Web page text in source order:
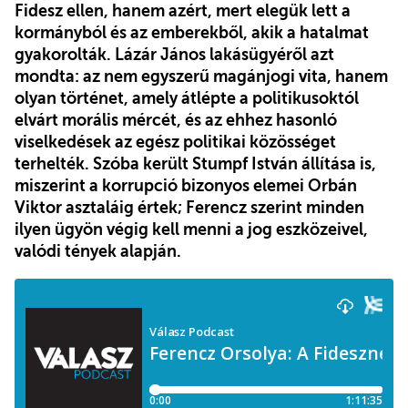
Fidesz ellen, hanem azért, mert elegük lett a
kormányból és az emberekből, akik a hatalmat
gyakorolták. Lázár János lakásügyéről azt
mondta: az nem egyszerű magánjogi vita, hanem
olyan történet, amely átlépte a politikusoktól
elvárt morális mércét, és az ehhez hasonló
viselkedések az egész politikai közösséget
terhelték. Szóba került Stumpf István állítása is,
miszerint a korrupció bizonyos elemei Orbán
Viktor asztaláig értek; Ferencz szerint minden
ilyen ügyön végig kell menni a jog eszközeivel,
valódi tények alapján.